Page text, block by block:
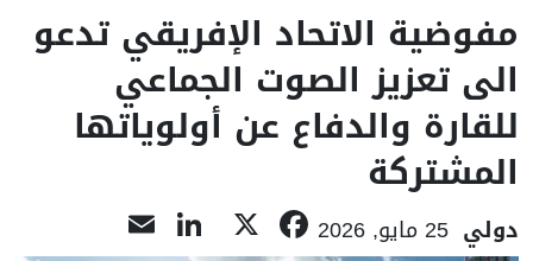
مفوضية الاتحاد الإفريقي تدعو
الى تعزيز الصوت الجماعي
للقارة والدفاع عن أولوياتها
المشتركة
دولي 25 مايو, 2026 Facebook
LinkedIn